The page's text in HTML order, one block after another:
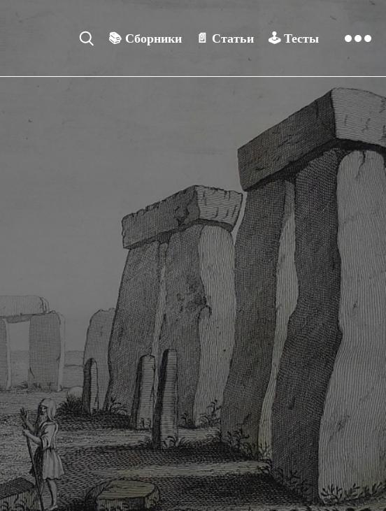
📚 Сборники 📄 Статьи 🕹️ Тесты